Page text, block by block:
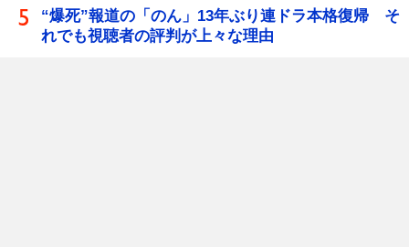
“爆死”報道の「のん」13年ぶり連ドラ本格復帰 そ
れでも視聴者の評判が上々な理由